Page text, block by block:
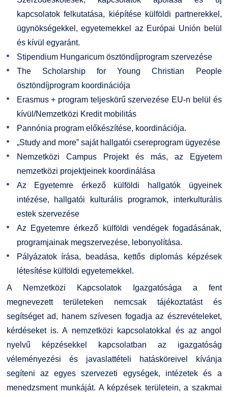
kapcsolatok felkutatása, kiépítése külföldi partnerekkel,
ügynökségekkel, egyetemekkel az Európai Unión belül
és kívül egyaránt.
Stipendium Hungaricum ösztöndíjprogram szervezése
The Scholarship for Young Christian People
ösztöndíjprogram koordinációja
Erasmus + program teljeskörű szervezése EU-n belül és
kívül/Nemzetközi Kredit mobilitás
Pannónia program előkészítése, koordinációja.
„Study and more” saját hallgatói csereprogram ügyezése
Nemzetközi Campus Projekt és más, az Egyetem
nemzetközi projektjeinek koordinálása
Az Egyetemre érkező külföldi hallgatók ügyeinek
intézése, hallgatói kulturális programok, interkulturális
estek szervezése
Az Egyetemre érkező külföldi vendégek fogadásának,
programjainak megszervezése, lebonyolítása.
Pályázatok írása, beadása, kettős diplomás képzések
létesítése külföldi egyetemekkel.
A Nemzetközi Kapcsolatok Igazgatósága a fent
megnevezett területeken nemcsak tájékoztatást és
segítséget ad, hanem szívesen fogadja az észrevételeket,
kérdéseket is. A nemzetközi kapcsolatokkal és az angol
nyelvű képzésekkel kapcsolatban az igazgatóság
véleményezési és javaslattételi hatásköreivel kívánja
segíteni az egyes szervezeti egységek, intézetek és a
menedzsment munkáját. A képzések területein, a szakmai